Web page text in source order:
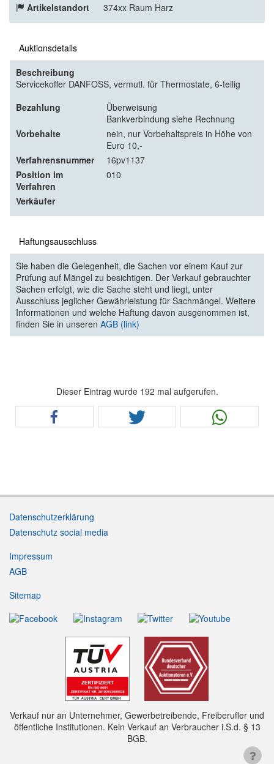
Artikelstandort
374xx Raum Harz
Auktionsdetails
Beschreibung
Servicekoffer DANFOSS, vermutl. für Thermostate, 6-teilig
Bezahlung
Überweisung
Bankverbindung siehe Rechnung
Vorbehalte
nein, nur Vorbehaltspreis in Höhe von
Euro 10,-
Verfahrensnummer
16pv1137
Position im
Verfahren
010
Verkäufer
Haftungsausschluss
Sie haben die Gelegenheit, die Sachen vor einem Kauf zur
Prüfung auf Mängel zu besichtigen. Der Verkauf gebrauchter
Sachen erfolgt, wie die Sache steht und liegt, unter
Ausschluss jeglicher Gewährleistung für Sachmängel. Weitere
Informationen und welche Haftung davon ausgenommen ist,
finden Sie in unseren AGB (link)
Dieser Eintrag wurde 192 mal aufgerufen.
Datenschutzerklärung
Datenschutz social media
Impressum
AGB
Sitemap
Verkauf nur an Unternehmer, Gewerbetreibende, Freiberufler und
öffentliche Institutionen. Kein Verkauf an Verbraucher i.S.d. § 13
BGB.